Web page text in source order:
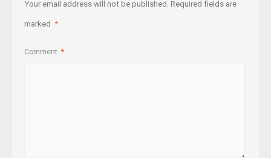
Your email address will not be published. Required fields are
marked *
Comment *